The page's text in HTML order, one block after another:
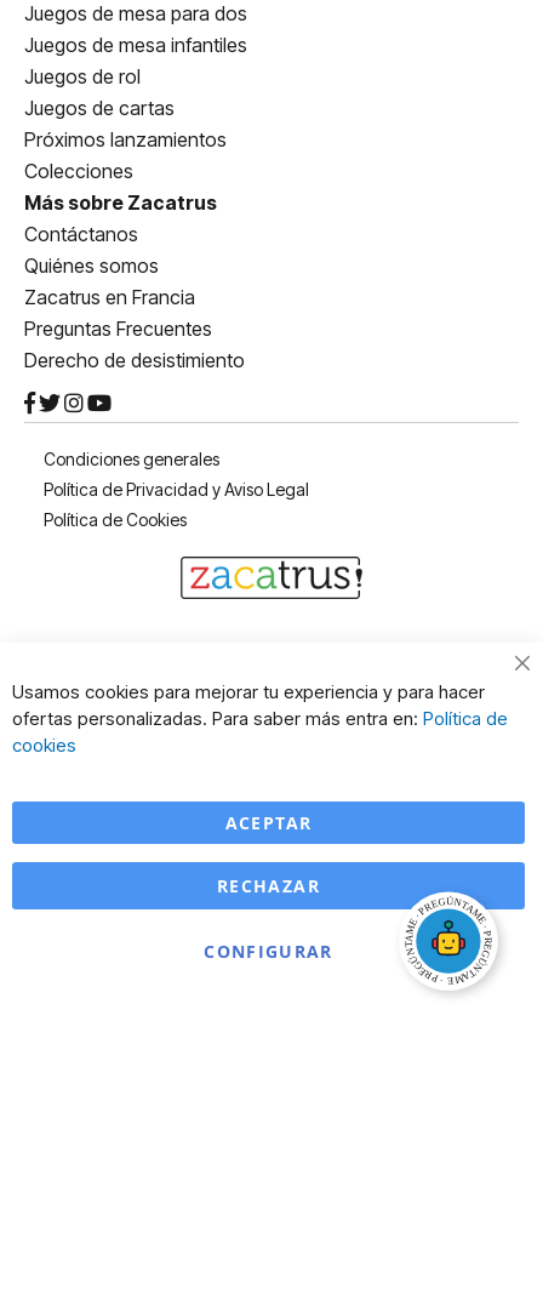
Juegos de mesa para dos
Juegos de mesa infantiles
Juegos de rol
Juegos de cartas
Próximos lanzamientos
Colecciones
Más sobre Zacatrus
Contáctanos
Quiénes somos
Zacatrus en Francia
Preguntas Frecuentes
Derecho de desistimiento
Condiciones generales
Política de Privacidad y Aviso Legal
Política de Cookies
Usamos cookies para mejorar tu experiencia y para hacer
ofertas personalizadas. Para saber más entra en: Política de
cookies
ACEPTAR
CONFIGURAR
RECHAZAR